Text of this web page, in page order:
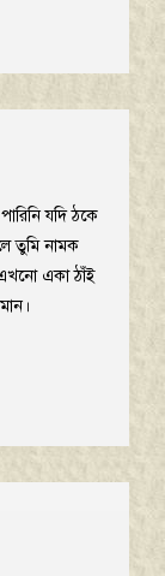
যদি ঠকে
তুমি নামক
একা ঠাঁই